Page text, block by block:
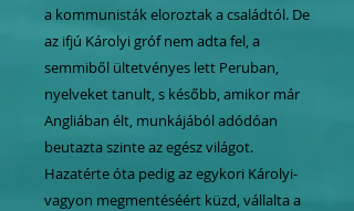
a kommunisták eloroztak a családtól. De
az ifjú Károlyi gróf nem adta fel, a
semmiből ültetvényes lett Peruban,
nyelveket tanult, s később, amikor már
Angliában élt, munkájából adódóan
beutazta szinte az egész világot.
Hazatérte óta pedig az egykori Károlyi-
vagyon megmentéséért küzd, vállalta a